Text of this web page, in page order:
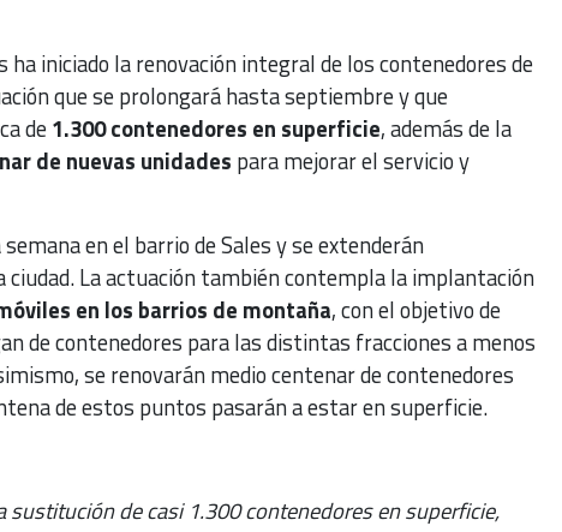
iniciado la renovación integral de los contenedores de
que se prolongará hasta septiembre y que
de1.300 contenedores en superficie, además de la
de nuevas unidades para mejorar el servicio y
en el barrio de Sales y se extenderán
La actuación también contempla la implantación
en los barrios de montaña, con el objetivo de
de contenedores para las distintas fracciones a menos
se renovarán medio centenar de contenedores
de estos puntos pasarán a estar en superficie.
sustitución de casi 1.300 contenedores en superficie,